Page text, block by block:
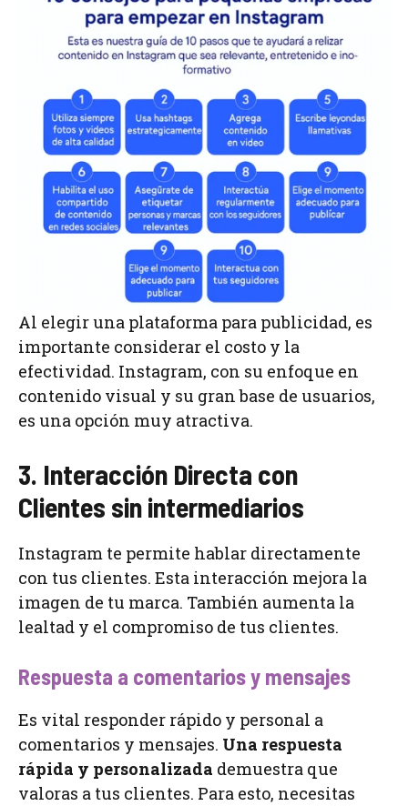
Al elegir una plataforma para publicidad, es
importante considerar el costo y la
efectividad. Instagram, con su enfoque en
contenido visual y su gran base de usuarios,
es una opción muy atractiva.
3. Interacción Directa con
Clientes sin intermediarios
Instagram te permite hablar directamente
con tus clientes. Esta interacción mejora la
imagen de tu marca. También aumenta la
lealtad y el compromiso de tus clientes.
Respuesta a comentarios y mensajes
Es vital responder rápido y personal a
comentarios y mensajes. Una respuesta
rápida y personalizada demuestra que
valoras a tus clientes. Para esto, necesitas